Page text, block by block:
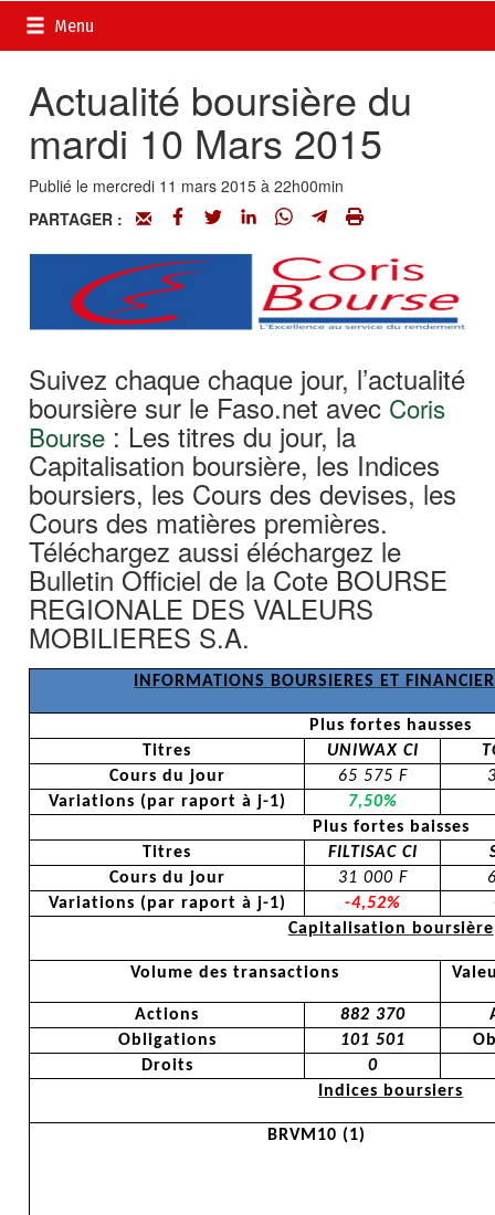
Menu
Accueil>
Actualité boursière du
mardi 10 Mars 2015
Publié le mercredi 11 mars 2015 à 22h00min
PARTAGER :
Suivez chaque chaque jour, l’actualité
boursière sur le Faso.net avec Coris
Bourse : Les titres du jour, la
Capitalisation boursière, les Indices
boursiers, les Cours des devises, les
Cours des matières premières.
Téléchargez aussi éléchargez le
Bulletin Officiel de la Cote BOURSE
REGIONALE DES VALEURS
MOBILIERES S.A.
INFORMATIONS BOURSIERES ET
Plus fortes hausses
Titres
UNIWAX CI
Cours du jour
65 575 F
Variations (par raport à j-1)
7,50%
Plus fortes baisses
Titres
FILTISAC CI
Cours du jour
31 000 F
Variations (par raport à j-1) -4,52%
Capitalisation boursière
Volume des transactions
Actions 882 370
Obligations
101 501
Droits
0
Indices boursiers
BRVM10 (1)